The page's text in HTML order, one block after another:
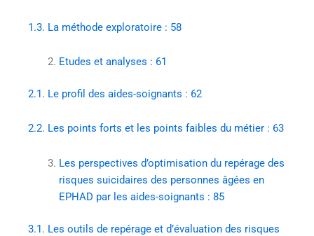
1.3. La méthode exploratoire : 58
Etudes et analyses : 61
2.1. Le profil des aides-soignants : 62
2.2. Les points forts et les points faibles du métier : 63
Les perspectives d’optimisation du repérage des
risques suicidaires des personnes âgées en
EPHAD par les aides-soignants : 85
3.1. Les outils de repérage et d’évaluation des risques